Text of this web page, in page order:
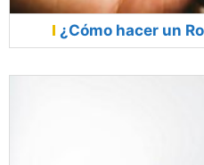
¿Cómo hacer un